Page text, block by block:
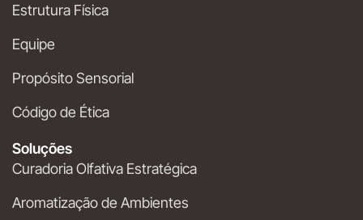
Estrutura Física
Equipe
Propósito Sensorial
Código de Ética
Soluções
Curadoria Olfativa Estratégica
Aromatização de Ambientes